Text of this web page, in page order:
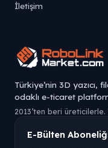
İletişim
Türkiye’nin 3D
odaklı e-ticaret
2013’ten beri
E-Bülten